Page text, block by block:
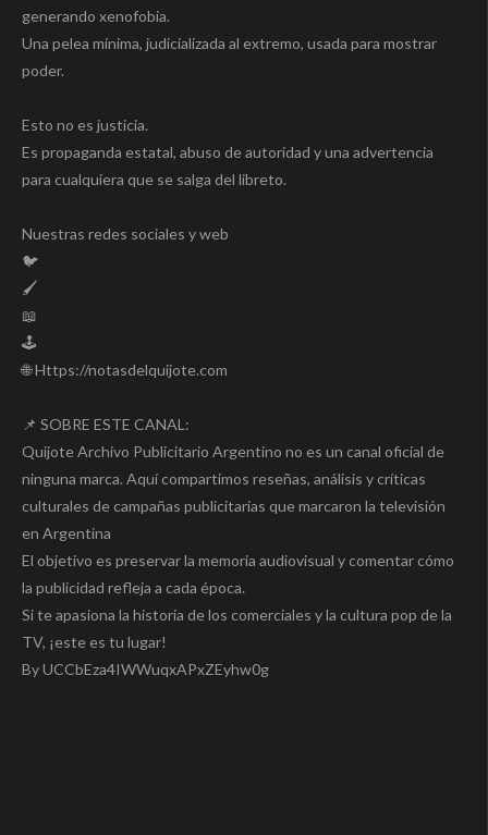
generando xenofobia.
Una pelea mínima, judicializada al extremo, usada para mostrar
poder.
Esto no es justicia.
Es propaganda estatal, abuso de autoridad y una advertencia
para cualquiera que se salga del libreto.
Nuestras redes sociales y web
🐦
🖌️
📖
🕹️
🌐 Https://notasdelquijote.com
📌 SOBRE ESTE CANAL:
Quijote Archivo Publicitario Argentino no es un canal oficial de
ninguna marca. Aquí compartimos reseñas, análisis y críticas
culturales de campañas publicitarias que marcaron la televisión
en Argentina
El objetivo es preservar la memoria audiovisual y comentar cómo
la publicidad refleja a cada época.
Si te apasiona la historia de los comerciales y la cultura pop de la
TV, ¡este es tu lugar!
By UCCbEza4IWWuqxAPxZEyhw0g